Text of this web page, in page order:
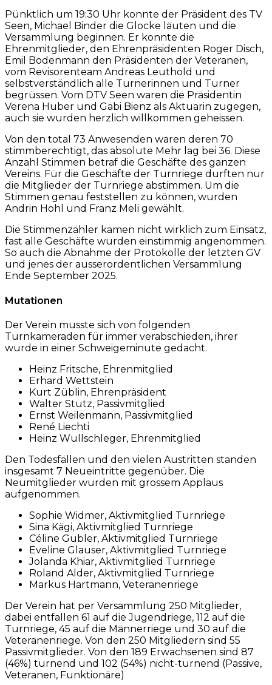
Pünktlich um 19:30 Uhr konnte der Präsident des TV
Seen, Michael Binder die Glocke läuten und die
Versammlung beginnen. Er konnte die
Ehrenmitglieder, den Ehrenpräsidenten Roger Disch,
Emil Bodenmann den Präsidenten der Veteranen,
vom Revisorenteam Andreas Leuthold und
selbstverständlich alle Turnerinnen und Turner
begrüssen. Vom DTV Seen waren die Präsidentin
Verena Huber und Gabi Bienz als Aktuarin zugegen,
auch sie wurden herzlich willkommen geheissen.
Von den total 73 Anwesenden waren deren 70
stimmberechtigt, das absolute Mehr lag bei 36. Diese
Anzahl Stimmen betraf die Geschäfte des ganzen
Vereins. Für die Geschäfte der Turnriege durften nur
die Mitglieder der Turnriege abstimmen. Um die
Stimmen genau feststellen zu können, wurden
Andrin Hohl und Franz Meli gewählt.
Die Stimmenzähler kamen nicht wirklich zum Einsatz,
fast alle Geschäfte wurden einstimmig angenommen.
So auch die Abnahme der Protokolle der letzten GV
und jenes der ausserordentlichen Versammlung
Ende September 2025.
Mutationen
Der Verein musste sich von folgenden
Turnkameraden für immer verabschieden, ihrer
wurde in einer Schweigeminute gedacht.
Heinz Fritsche, Ehrenmitglied
Erhard Wettstein
Kurt Züblin, Ehrenpräsident
Walter Stutz, Passivmitglied
Ernst Weilenmann, Passivmitglied
René Liechti
Heinz Wullschleger, Ehrenmitglied
Den Todesfällen und den vielen Austritten standen
insgesamt 7 Neueintritte gegenüber. Die
Neumitglieder wurden mit grossem Applaus
aufgenommen.
Sophie Widmer, Aktivmitglied Turnriege
Sina Kägi, Aktivmitglied Turnriege
Céline Gubler, Aktivmitglied Turnriege
Eveline Glauser, Aktivmitglied Turnriege
Jolanda Khiar, Aktivmitglied Turnriege
Roland Alder, Aktivmitglied Turnriege
Markus Hartmann, Veteranenriege
Der Verein hat per Versammlung 250 Mitglieder,
dabei entfallen 61 auf die Jugendriege, 112 auf die
Turnriege, 45 auf die Männerriege und 30 auf die
Veteranenriege. Von den 250 Mitgliedern sind 55
Passivmitglieder. Von den 189 Erwachsenen sind 87
(46%) turnend und 102 (54%) nicht-turnend (Passive,
Veteranen, Funktionäre)